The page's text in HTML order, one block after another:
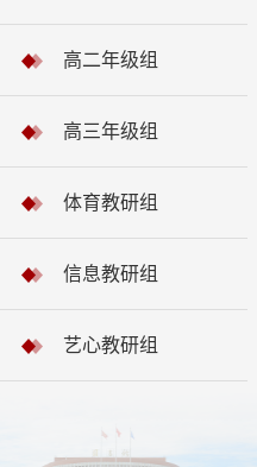
高二年级组
高三年级组
体育教研组
信息教研组
艺心教研组